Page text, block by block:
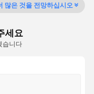
많은 것을 전망하십시오
세요
습니다